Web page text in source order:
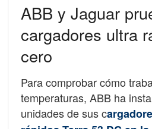
ABB y Jaguar
cargadores ultra
cero
Para comprobar cómo
temperaturas, ABB ha
unidades de sus c